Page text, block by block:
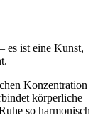
– es ist eine Kunst,
Konzentration
körperliche
so harmonisch